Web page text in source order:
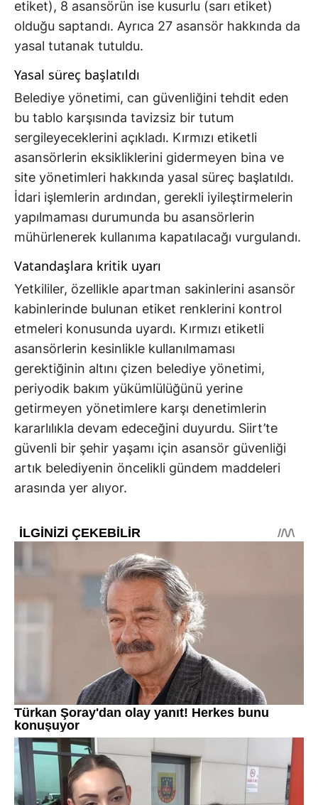
etiket), 8 asansörün ise kusurlu (sarı etiket)
olduğu saptandı. Ayrıca 27 asansör hakkında da
yasal tutanak tutuldu.
Yasal süreç başlatıldı
Belediye yönetimi, can güvenliğini tehdit eden
bu tablo karşısında tavizsiz bir tutum
sergileyeceklerini açıkladı. Kırmızı etiketli
asansörlerin eksikliklerini gidermeyen bina ve
site yönetimleri hakkında yasal süreç başlatıldı.
İdari işlemlerin ardından, gerekli iyileştirmelerin
yapılmaması durumunda bu asansörlerin
mühürlenerek kullanıma kapatılacağı vurgulandı.
Vatandaşlara kritik uyarı
Yetkililer, özellikle apartman sakinlerini asansör
kabinlerinde bulunan etiket renklerini kontrol
etmeleri konusunda uyardı. Kırmızı etiketli
asansörlerin kesinlikle kullanılmaması
gerektiğinin altını çizen belediye yönetimi,
periyodik bakım yükümlülüğünü yerine
getirmeyen yönetimlere karşı denetimlerin
kararlılıkla devam edeceğini duyurdu. Siirt’te
güvenli bir şehir yaşamı için asansör güvenliği
artık belediyenin öncelikli gündem maddeleri
arasında yer alıyor.